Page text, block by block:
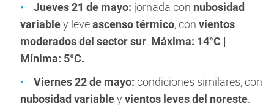
Jueves 21 de mayo: jornada con nubosidad
variabley leveascenso térmico, con vientos
moderados del sector sur. Máxima: 14°C |
Mínima: 5°C.
Viernes 22 de mayo: condiciones similares, con
nubosidad variabley vientos leves del noreste.